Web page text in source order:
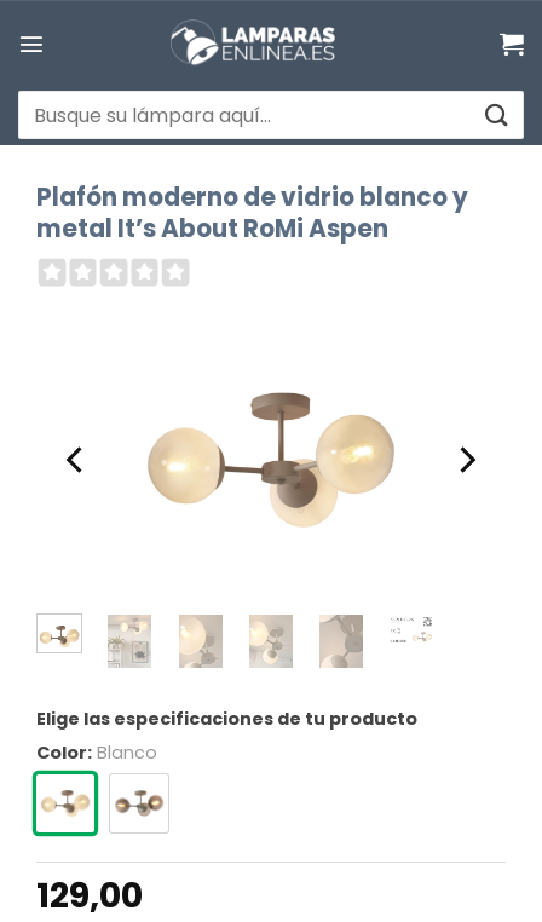
Buscar
por:
Plafón moderno de vidrio blanco y
metal It’s About RoMi Aspen
Elige las especificaciones de tu producto
Color: Blanco
129,00